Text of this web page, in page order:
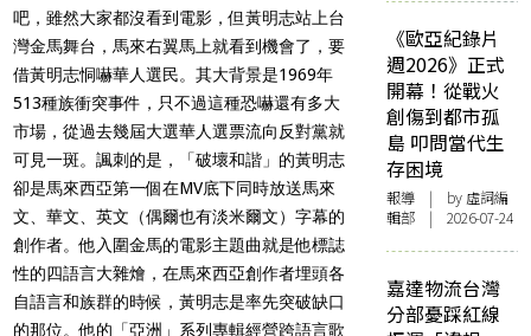
吧，雖然大家都沒看到電影，但黃明志站上台
灣金馬舞台，馬來右翼馬上就看到機會了，要
借黃明志恫嚇華人選民。其大背景是1969年
513種族衝突事件，只不過這種恐嚇還有多大
市場，從過去幾屆大選華人選票流向反對黨就
可見一斑。諷刺的是，「破壞和諧」的黃明志
卻是馬來西亞第一個在MV底下同時放送馬來
文、華文、英文（偶爾也有淡米爾文）字幕的
創作者。他入圍金馬的電影主題曲就是他標誌
性的四語言大雜燴，在馬來西亞創作者埋頭各
自語言和族群的時候，黃明志是率先突破缺口
的那位。他的「亞洲」系列專輯經營跨語言歌
《歐亞紀錄片
週2026》正式
開幕！從戰火
創傷到都市孤
島 叩問當代生
存困境
報導 | by 虛詞編
輯部 | 2026-07-24
嘉達物流台灣
分部憂踩紅線